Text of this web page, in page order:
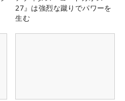
27』は強烈な蹴りでパワーを
生む